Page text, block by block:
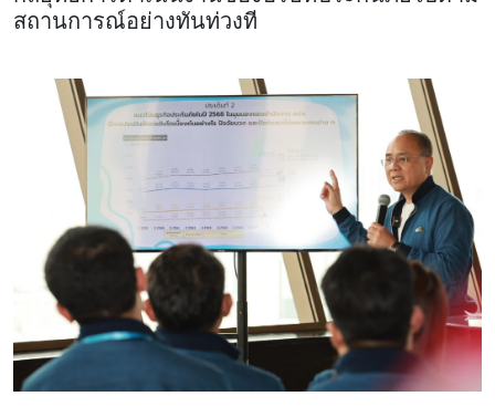
สถานการณ์อย่างทันท่วงที